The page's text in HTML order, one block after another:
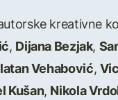
kreativne
, Dijana Bezjak,
Vehabović,
Kušan, Nikola